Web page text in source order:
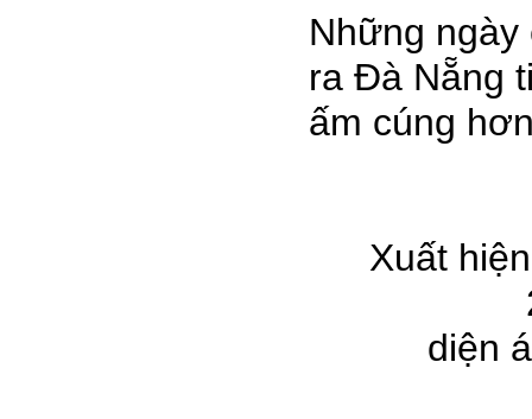
Những
ra Đà Nẵng
ấm cúng
Xuất
diện